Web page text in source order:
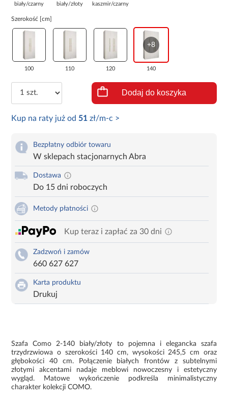
biały/czarny biały/złoty kaszmir/czarny
Szerokość [cm]
100 110 120
+8
140
Dodaj do koszyka
Kup na raty już od 51 zł/m-c >
Bezpłatny odbiór towaru
W sklepach stacjonarnych Abra
Dostawa
Do 15 dni roboczych
Metody płatności
Kup teraz i zapłać za 30 dni
Zadzwoń i zamów
660 627 627
Karta produktu
Drukuj
Szafa Como 2-140 biały/złoty to pojemna i elegancka szafa
trzydrzwiowa o szerokości 140 cm, wysokości 245,5 cm oraz
głębokości 40 cm. Połączenie białych frontów z subtelnymi
złotymi akcentami nadaje meblowi nowoczesny i estetyczny
wygląd. Matowe wykończenie podkreśla minimalistyczny
charakter kolekcji COMO.